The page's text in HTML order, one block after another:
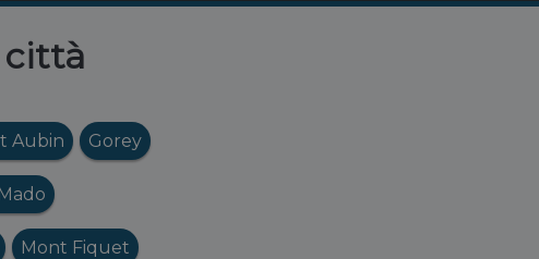
città
Aubin Gorey
Mont Fiquet